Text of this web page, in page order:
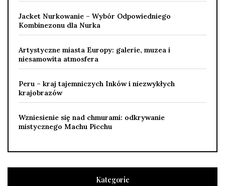
Jacket Nurkowanie – Wybór Odpowiedniego
Kombinezonu dla Nurka
Artystyczne miasta Europy: galerie, muzea i
niesamowita atmosfera
Peru – kraj tajemniczych Inków i niezwykłych
krajobrazów
Wzniesienie się nad chmurami: odkrywanie
mistycznego Machu Picchu
Kategorie